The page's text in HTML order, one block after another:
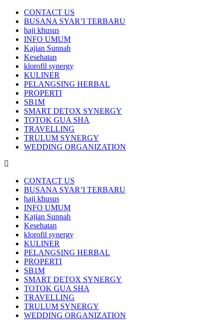
CONTACT US
BUSANA SYAR’I TERBARU
haji khusus
INFO UMUM
Kajian Sunnah
Kesehatan
klorofil synergy
KULINER
PELANGSING HERBAL
PROPERTI
SB1M
SMART DETOX SYNERGY
TOTOK GUA SHA
TRAVELLING
TRULUM SYNERGY
WEDDING ORGANIZATION
CONTACT US
BUSANA SYAR’I TERBARU
haji khusus
INFO UMUM
Kajian Sunnah
Kesehatan
klorofil synergy
KULINER
PELANGSING HERBAL
PROPERTI
SB1M
SMART DETOX SYNERGY
TOTOK GUA SHA
TRAVELLING
TRULUM SYNERGY
WEDDING ORGANIZATION